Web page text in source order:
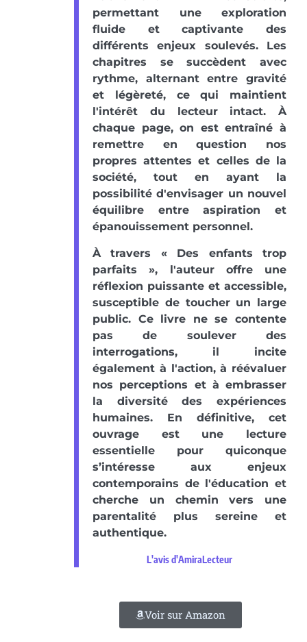
permettant une exploration
fluide et captivante des
différents enjeux soulevés. Les
chapitres se succèdent avec
rythme, alternant entre gravité
et légèreté, ce qui maintient
l'intérêt du lecteur intact. À
chaque page, on est entraîné à
remettre en question nos
propres attentes et celles de la
société, tout en ayant la
possibilité d'envisager un nouvel
équilibre entre aspiration et
épanouissement personnel.
À travers « Des enfants trop
parfaits », l'auteur offre une
réflexion puissante et accessible,
susceptible de toucher un large
public. Ce livre ne se contente
pas de soulever des
interrogations, il incite
également à l'action, à réévaluer
nos perceptions et à embrasser
la diversité des expériences
humaines. En définitive, cet
ouvrage est une lecture
essentielle pour quiconque
s’intéresse aux enjeux
contemporains de l'éducation et
cherche un chemin vers une
parentalité plus sereine et
authentique.
L'avis d'AmiraLecteur
Voir sur Amazon